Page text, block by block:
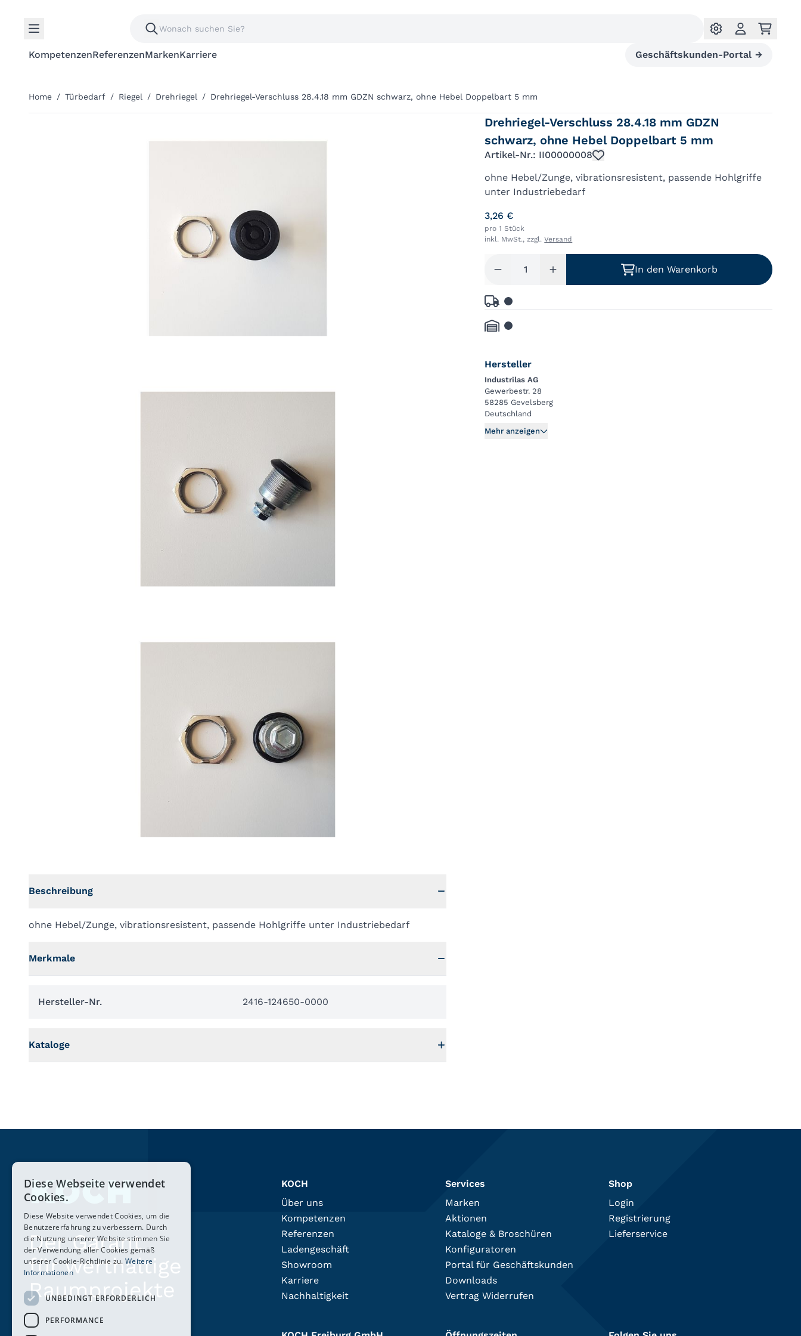
KompetenzenReferenzenMarkenKarriere Geschäftskunden-Portal →
Home / Türbedarf / Riegel / Drehriegel / Drehriegel-Verschluss 28.4.18 mm GDZN schwarz, ohne Hebel Doppelbart 5 mm
Drehriegel-Verschluss 28.4.18 mm GDZN
schwarz, ohne Hebel Doppelbart 5 mm
Artikel-Nr.: II00000008
ohne Hebel/Zunge, vibrationsresistent, passende Hohlgriffe
unter Industriebedarf
3,26 €
pro 1 Stück
inkl. MwSt., zzgl.Versand
In den Warenkorb
Hersteller
Industrilas AG
Gewerbestr. 28
58285 Gevelsberg
Deutschland
Mehr anzeigen
Beschreibung
ohne Hebel/Zunge, vibrationsresistent, passende Hohlgriffe unter Industriebedarf
Merkmale
Hersteller-Nr. 2416-124650-0000
Kataloge
Der Garant
für werthaltige
Raumprojekte
KOCH
Über uns
Kompetenzen
Referenzen
Ladengeschäft
Showroom
Karriere
Nachhaltigkeit
Services
Marken
Aktionen
Kataloge & Broschüren
Konfiguratoren
Portal für Geschäftskunden
Downloads
Vertrag Widerrufen
Shop
Login
Registrierung
Lieferservice
Diese Webseite verwendet
Cookies.
Diese Website verwendet Cookies, um die
Benutzererfahrung zu verbessern. Durch
die Nutzung unserer Website stimmen Sie
der Verwendung aller Cookies gemäß
unserer Cookie-Richtlinie zu.Weitere
Informationen
UNBEDINGT ERFORDERLICH
PERFORMANCE